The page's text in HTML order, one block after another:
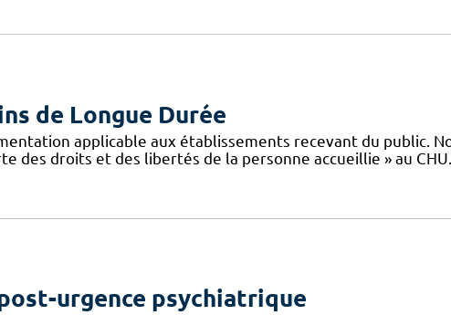
de Longue Durée
applicable aux établissements recevant du public.
des droits et des libertés de la personne accueillie » au CHU.
urgence psychiatrique